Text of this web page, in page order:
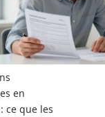
en
ce que les